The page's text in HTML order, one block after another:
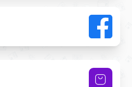
like button to your qr code